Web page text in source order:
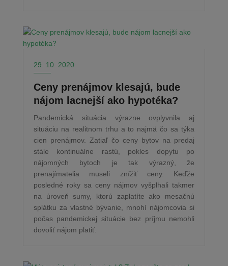
29. 10. 2020
Ceny prenájmov klesajú, bude
nájom lacnejší ako hypotéka?
Pandemická situácia výrazne ovplyvnila aj
situáciu na realitnom trhu a to najmä čo sa týka
cien prenájmov. Zatiaľ čo ceny bytov na predaj
stále kontinuálne rastú, pokles dopytu po
nájomných bytoch je tak výrazný, že
prenajímatelia museli znížiť ceny. Keďže
posledné roky sa ceny nájmov vyšplhali takmer
na úroveň sumy, ktorú zaplatíte ako mesačnú
splátku za vlastné bývanie, mnohí nájomcovia si
počas pandemickej situácie bez príjmu nemohli
dovoliť nájom platiť.